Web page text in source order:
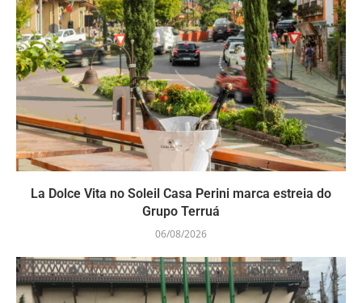
La Dolce Vita no Soleil Casa Perini marca estreia do
Grupo Terruá
06/08/2026